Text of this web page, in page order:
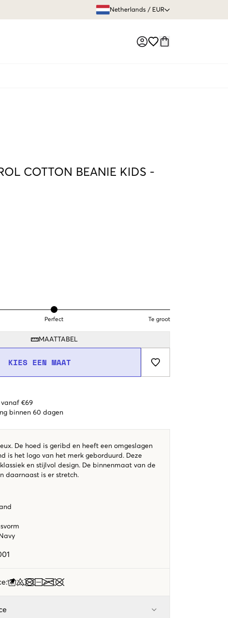
Netherlands / EUR
COTTON BEANIE KIDS -
Perfect Te groot
MAATTABEL
KIES EEN MAAT
€69
binnen 60 dagen
De hoed is geribd en heeft een omgeslagen
is het logo van het merk geborduurd. Deze
en stijlvol design. De binnenmaat van de
daarnaast is er stretch.
: